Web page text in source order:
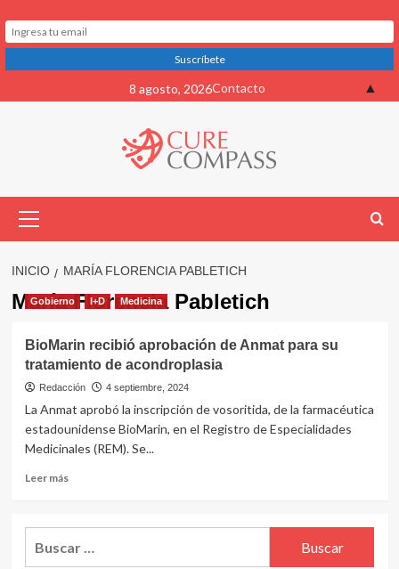
al
8 agosto, 2026Contacto
primario
INICIO MARÍA FLORENCIA PABLETICH
María Florencia Pabletich
Gobierno I+D Medicina
BioMarin recibió aprobación de Anmat para su
tratamiento de acondroplasia
Redacción 4 septiembre, 2024
La Anmat aprobó la inscripción de vosoritida, de la farmacéutica
estadounidense BioMarin, en el Registro de Especialidades
Medicinales (REM). Se...
Leer másLeer
BioMarin
recibió
▲